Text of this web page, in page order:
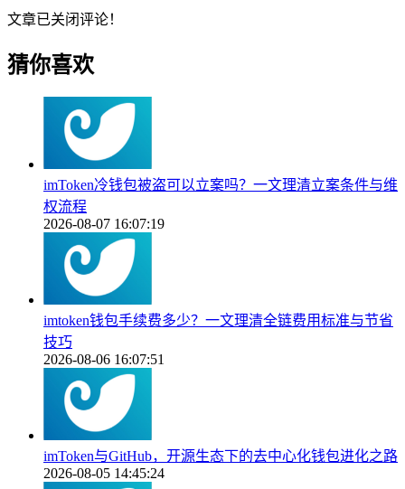
文章已关闭评论！
猜你喜欢
imToken冷钱包被盗可以立案吗？一文理清立案条件与维
权流程
2026-08-07 16:07:19
imtoken钱包手续费多少？一文理清全链费用标准与节省
技巧
2026-08-06 16:07:51
imToken与GitHub，开源生态下的去中心化钱包进化之路
2026-08-05 14:45:24